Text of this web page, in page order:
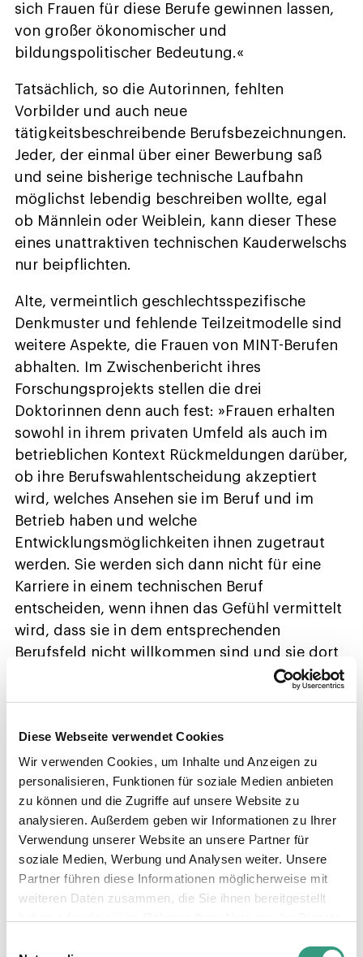
Diese Webseite verwendet Cookies
Wir verwenden Cookies, um Inhalte und Anzeigen zu
personalisieren, Funktionen für soziale Medien anbieten
zu können und die Zugriffe auf unsere Website zu
analysieren. Außerdem geben wir Informationen zu Ihrer
Verwendung unserer Website an unsere Partner für
soziale Medien, Werbung und Analysen weiter. Unsere
Partner führen diese Informationen möglicherweise mit
weiteren Daten zusammen, die Sie ihnen bereitgestellt
sich Frauen für diese Berufe gewinnen lassen,
von großer ökonomischer und
bildungspolitischer Bedeutung.«
Tatsächlich, so die Autorinnen, fehlten
Vorbilder und auch neue
tätigkeitsbeschreibende Berufsbezeichnungen.
Jeder, der einmal über einer Bewerbung saß
und seine bisherige technische Laufbahn
möglichst lebendig beschreiben wollte, egal
ob Männlein oder Weiblein, kann dieser These
eines unattraktiven technischen Kauderwelschs
nur beipflichten.
Alte, vermeintlich geschlechtsspezifische
Denkmuster und fehlende Teilzeitmodelle sind
weitere Aspekte, die Frauen von MINT-Berufen
abhalten. Im Zwischenbericht ihres
Forschungsprojekts stellen die drei
Doktorinnen denn auch fest: »Frauen erhalten
sowohl in ihrem privaten Umfeld als auch im
betrieblichen Kontext Rückmeldungen darüber,
ob ihre Berufswahlentscheidung akzeptiert
wird, welches Ansehen sie im Beruf und im
Betrieb haben und welche
Entwicklungsmöglichkeiten ihnen zugetraut
werden. Sie werden sich dann nicht für eine
Karriere in einem technischen Beruf
entscheiden, wenn ihnen das Gefühl vermittelt
wird, dass sie in dem entsprechenden
Berufsfeld nicht willkommen sind und sie dort
keine gleichberechtigten Chancen haben.«
gesucht
Vorbilder als zentraler Grund, sich aktiv für ein
MINT-Studium oder eine MINT-Ausbildung zu
entscheiden, sollten also nicht kleingeredet
werden. Zu selten tauchen aus dem
technischen Produktionsbereich kommende
Mitarbeiterinnen in der Öffentlichkeit oder gar
stehen auf Automessen immer noch Hostessen